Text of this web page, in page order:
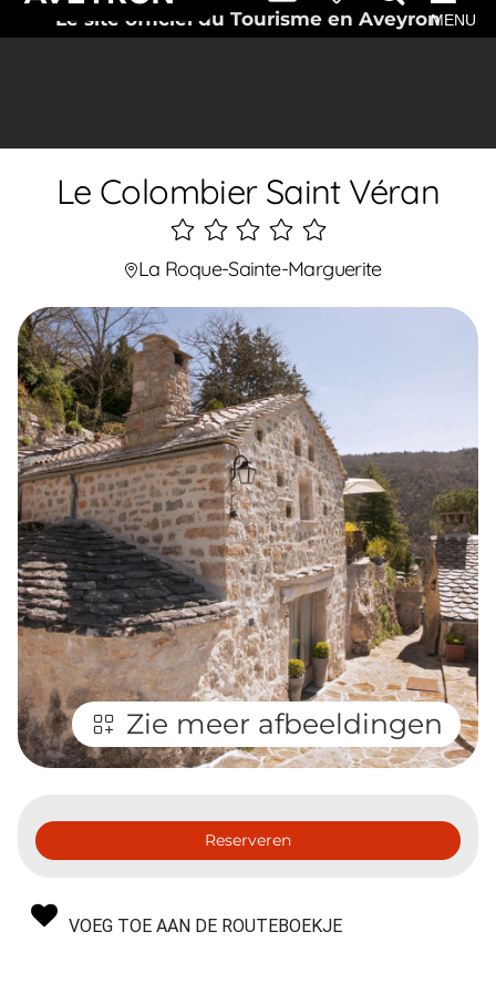
Le site officiel du Tourisme en AveyronMENU
Le Colombier Saint Véran
5
étoiles
La Roque-Sainte-Marguerite
Zie meer afbeeldingen
Reserveren
VOEG TOE AAN DE ROUTEBOEKJE